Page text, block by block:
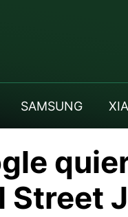
SAMSUNG
Street